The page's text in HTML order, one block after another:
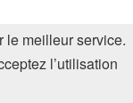
le meilleur service.
l’utilisation